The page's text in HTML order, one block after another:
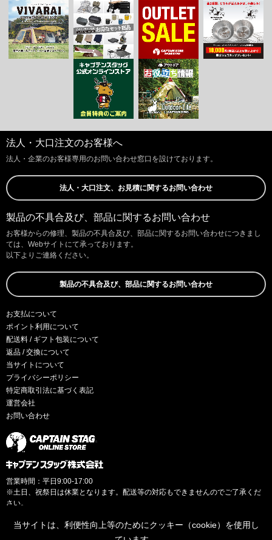
法人・大口注文のお客様へ
法人・企業のお客様専用のお問い合わせ窓口を設けております。
法人・大口注文、お見積に関するお問い合わせ
製品の不具合及び、部品に関するお問い合わせ
お客様からの修理、製品の不具合及び、部品に関するお問い合わせにつきまし
ては、Webサイトにて承っております。
以下よりご連絡ください。
製品の不具合及び、部品に関するお問い合わせ
お支払について
ポイント利用について
配送料 / ギフト包装について
返品 / 交換について
当サイトについて
プライバシーポリシー
特定商取引法に基づく表記
運営会社
お問い合わせ
営業時間：平日9:00-17:00
※土日、祝祭日は休業となります。配送等の対応もできませんのでご了承くだ
さい。
当サイトは、利便性向上等のためにクッキー（cookie）を使用し